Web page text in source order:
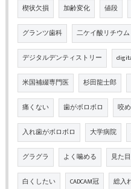
楔状欠損 加齢変化 値段
グランツ歯科 二ケイ酸リチウム
デジタルデンティストリー
米国補綴専門医 杉田龍士郎
痛くない 歯がボロボロ 咬
入れ歯がボロボロ 大学病院
グラグラ よく噛める 見た
白くしたい CADCAM冠 総入